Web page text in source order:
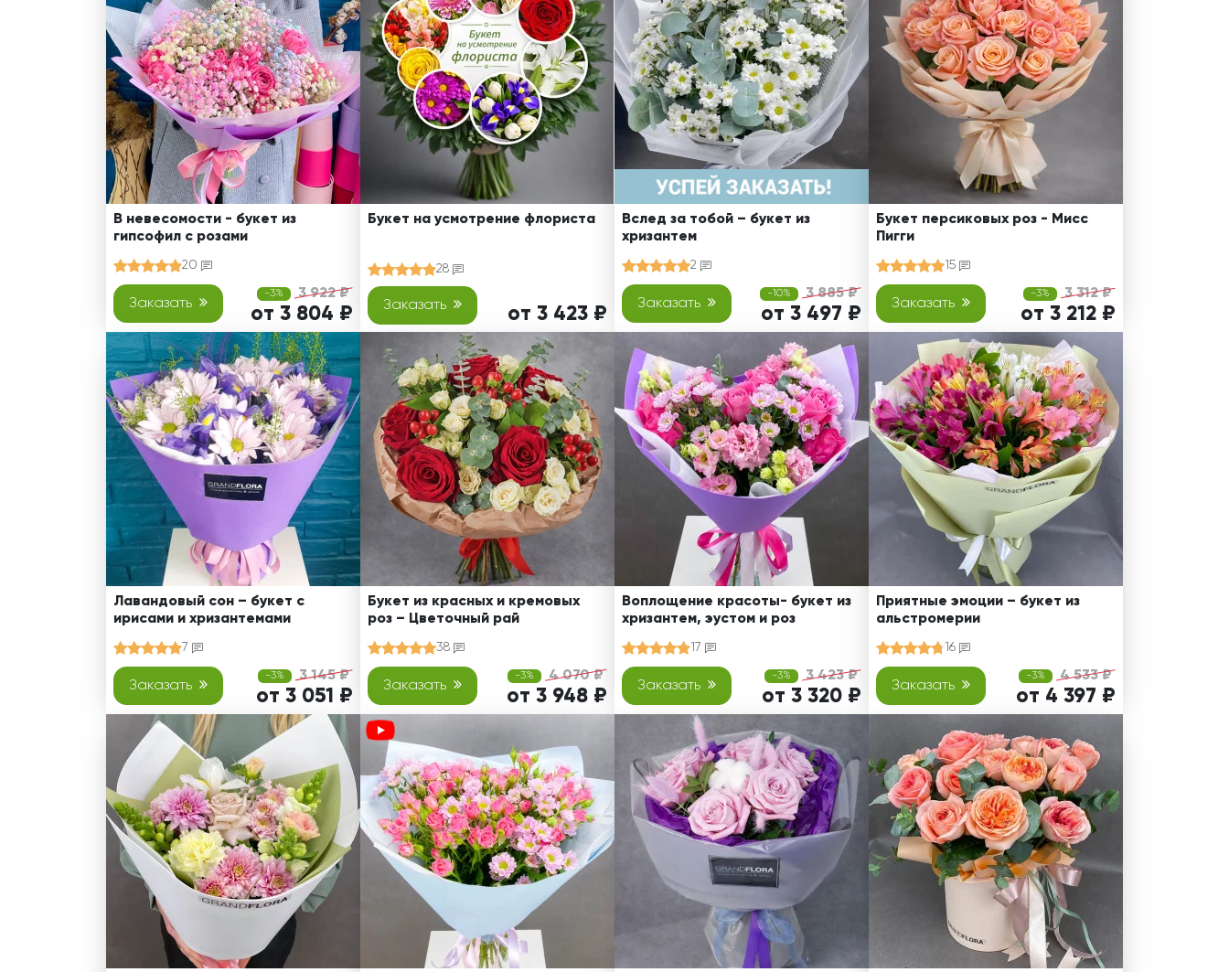
В невесомости - букет из
гипсофил с розами
20
Заказать
-3% 3 922 ₽
от 3 804 ₽
Букет на усмотрение флориста
28
Заказать от 3 423 ₽
Вслед за тобой – букет из
хризантем
2
Заказать
-10% 3 885 ₽
от 3 497 ₽
Букет персиковых роз - Мисс
Пигги
15
Заказать
-3% 3 312 ₽
от 3 212 ₽
Лавандовый сон – букет с
ирисами и хризантемами
7
Заказать
-3% 3 145 ₽
от 3 051 ₽
Букет из красных и кремовых
роз – Цветочный рай
38
Заказать
-3% 4 070 ₽
от 3 948 ₽
Воплощение красоты- букет из
хризантем, эустом и роз
17
Заказать
-3% 3 423 ₽
от 3 320 ₽
Приятные эмоции – букет из
альстромерии
16
Заказать
-3% 4 533 ₽
от 4 397 ₽